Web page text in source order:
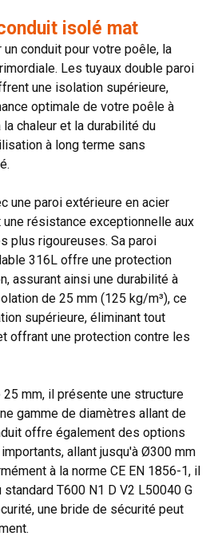
isolé mat
conduit pour votre poêle, la
Les tuyaux double paroi
une isolation supérieure,
optimale de votre poêle à
chaleur et la durabilité du
à long terme sans
une paroi extérieure en acier
résistance exceptionnelle aux
plus rigoureuses. Sa paroi
316L offre une protection
assurant ainsi une durabilité à
de 25 mm (125 kg/m³), ce
supérieure, éliminant tout
offrant une protection contre les
mm, il présente une structure
gamme de diamètres allant de
offre également des options
allant jusqu'à Ø300 mm
à la norme CE EN 1856-1, il
T600 N1 D V2 L50040 G
une bride de sécurité peut